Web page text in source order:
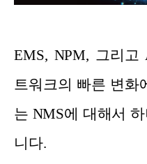
EMS, NPM, 그리고
트워크의 빠른 변화
는 NMS에 대해서
니다.